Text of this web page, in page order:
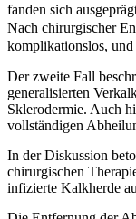
fanden sich
Nach chirurgischer
komplikationslos,
Der zweite Fall
generalisierten
Sklerodermie. Auch
vollständigen
In der Diskussion
chirurgischen
infizierte Kalkherde